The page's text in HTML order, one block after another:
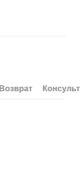
Возврат